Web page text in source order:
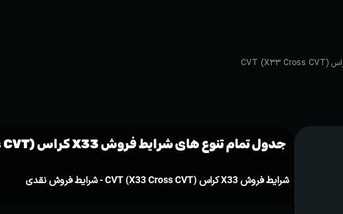
جدول تمام تنوع های شرایط فروش X33 کراس CVT (X33 Cross CVT)
شرایط فروش X33 کراس CVT (X33 Cross CVT) - شرایط فروش نقدی